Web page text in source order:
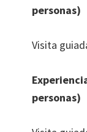
personas)
Visita
personas)